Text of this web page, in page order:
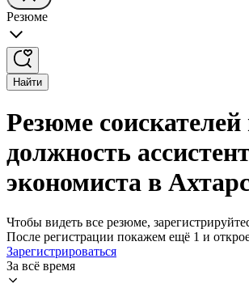
Резюме
Найти
Резюме соискателей
должность
экономиста в
Чтобы видеть все резюме,
После регистрации покажем ещё 1 и
Зарегистрироваться
За всё время